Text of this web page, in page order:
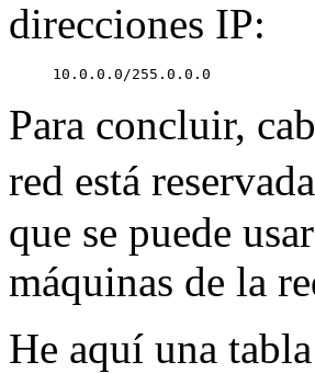
direcciones IP:
Para concluir,
red está
que se puede
máquinas de la
He aquí una